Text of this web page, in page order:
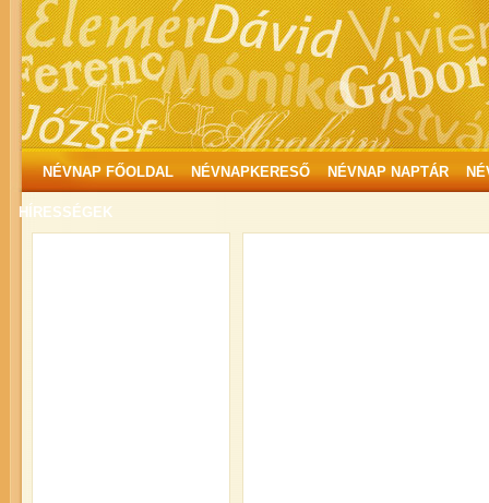
NÉVNAP FŐOLDAL NÉVNAPKERESŐ NÉVNAP NAPTÁR
HÍRESSÉGEK